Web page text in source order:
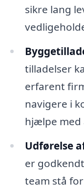
sikre lang
tilladelser
erfarent
navigere i
hjælpe med
Udførelse
er
team stå